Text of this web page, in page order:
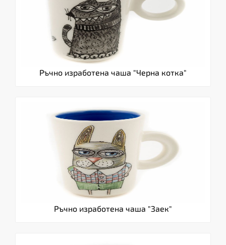
Ръчно изработена чаша "Черна котка"
Ръчно изработена чаша "Заек"